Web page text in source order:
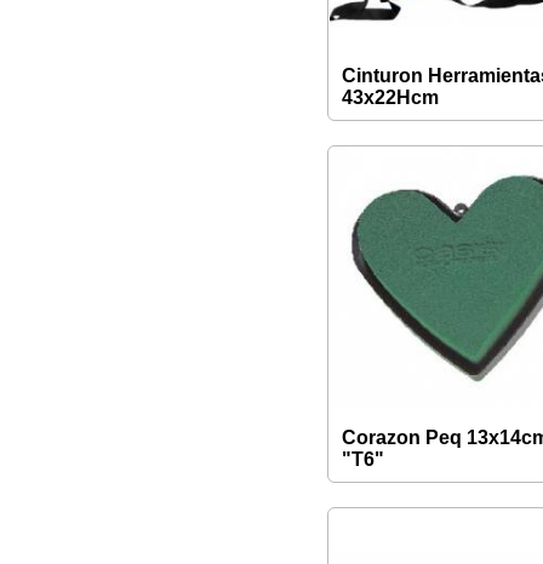
Cinturon
43x22Hcm
Corazon Peq
"T6"